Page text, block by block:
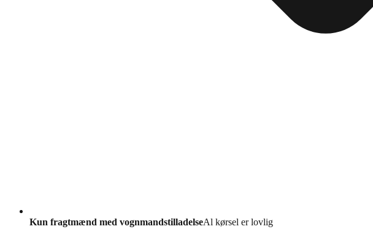
Kun fragtmænd med vognmandstilladelseAl kørsel er lovlig